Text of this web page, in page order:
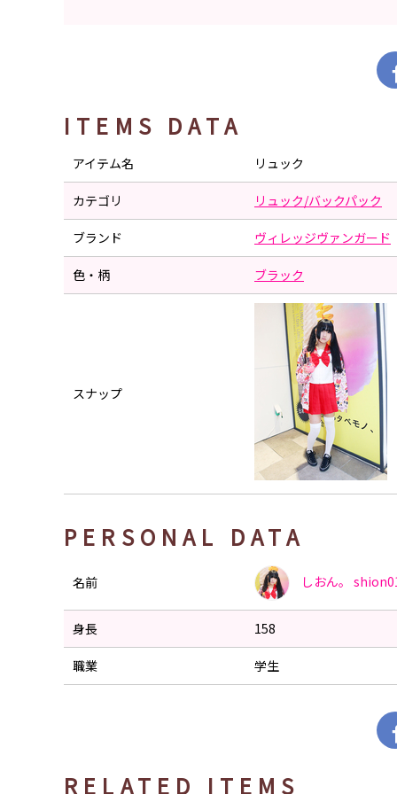
ITEMS DATA
アイテム名 リュック
カテゴリ リュック/バックパック
ブランド ヴィレッジヴァンガード
色・柄 ブラック
スナップ
PERSONAL DATA
名前 しおん。
身長 158
職業 学生
RELATED ITEMS